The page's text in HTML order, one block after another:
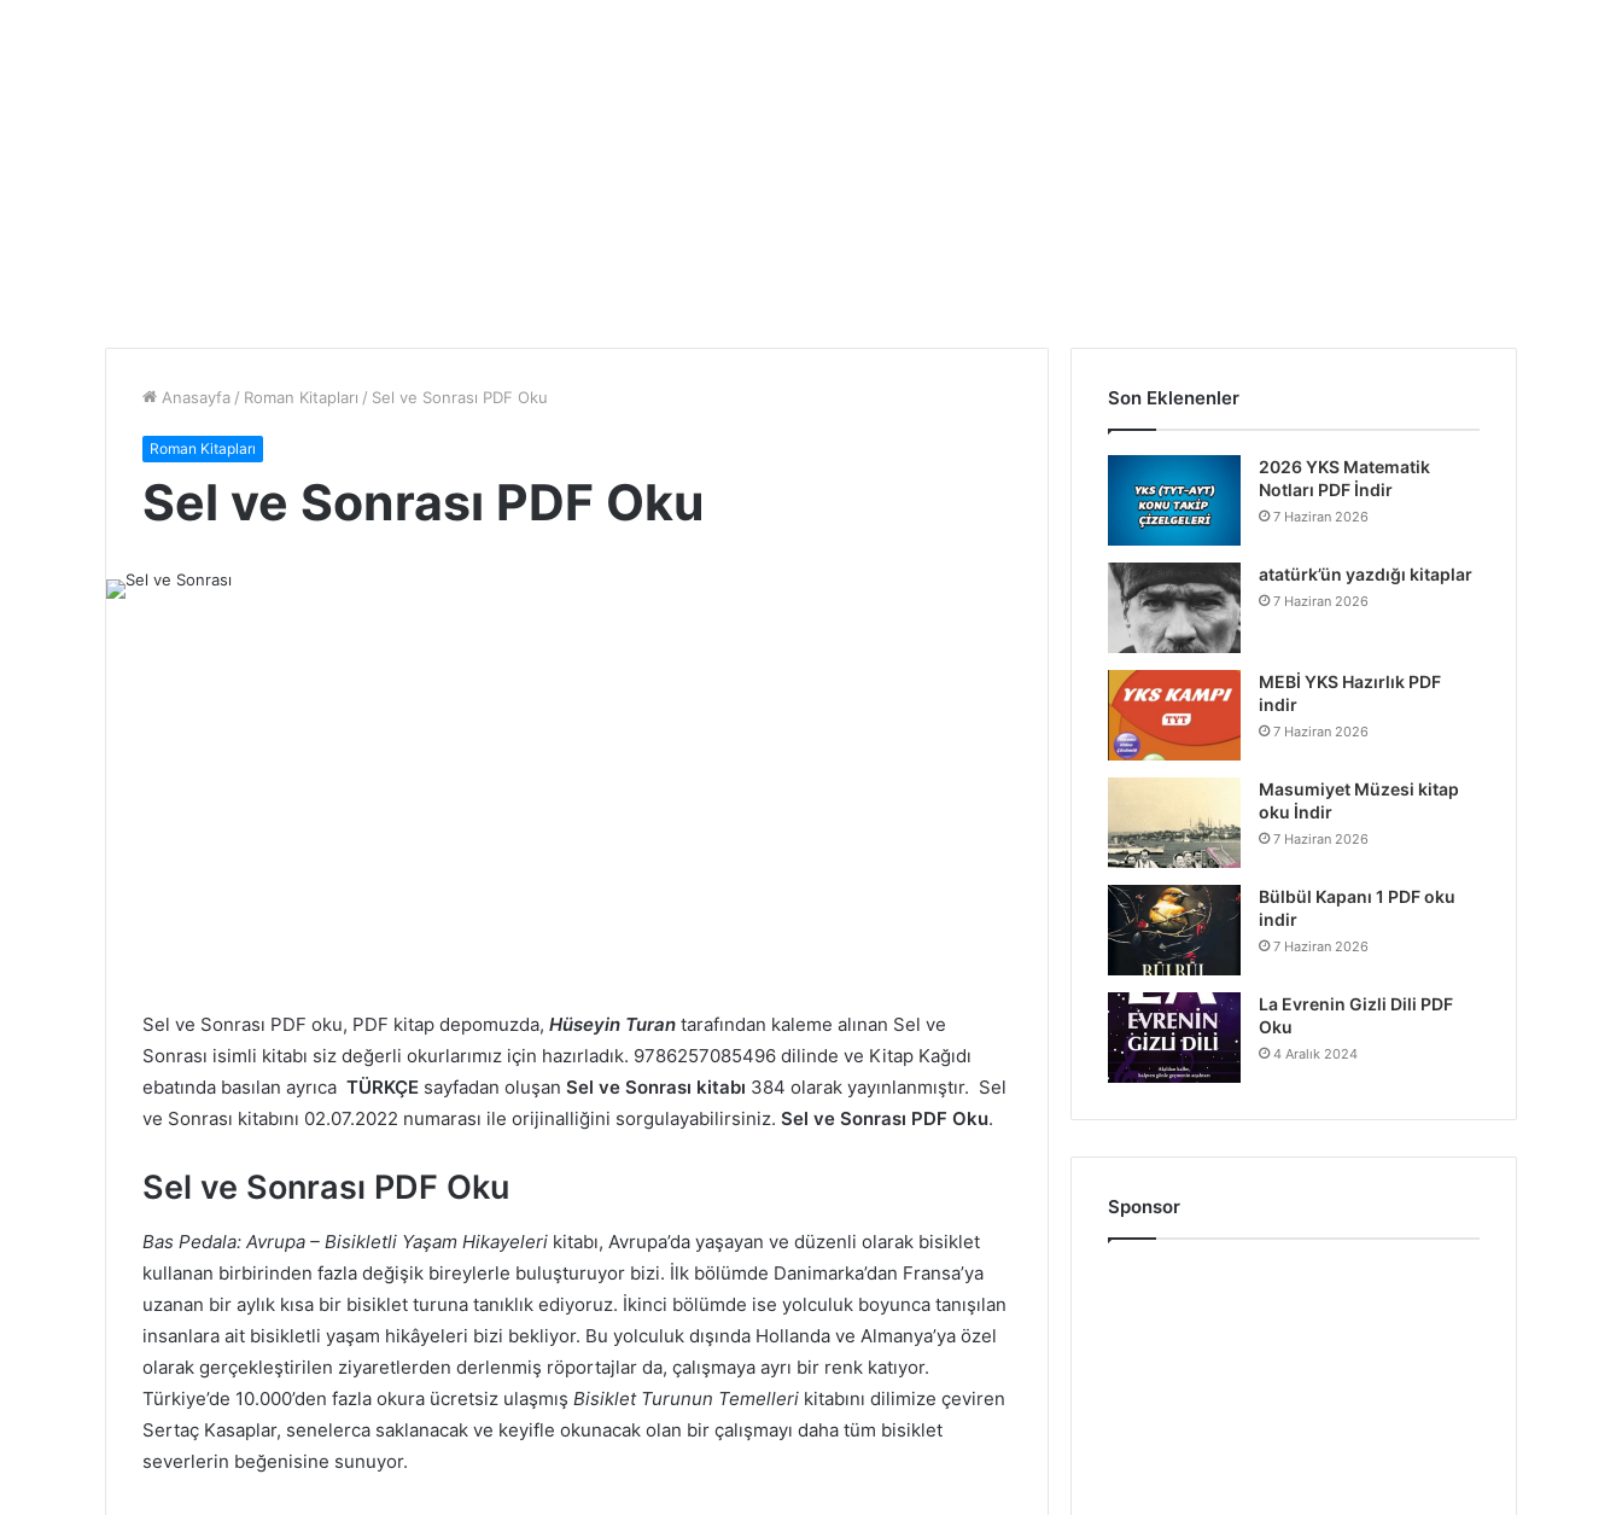
Anasayfa / Roman Kitapları / Sel ve Sonrası PDF Oku
Roman Kitapları
Sel ve Sonrası PDF Oku
Sel ve Sonrası PDF oku, PDF kitap depomuzda, Hüseyin Turan tarafından kaleme alınan Sel ve
Sonrası isimli kitabı siz değerli okurlarımız için hazırladık. 9786257085496 dilinde ve Kitap Kağıdı
ebatında basılan ayrıca TÜRKÇE sayfadan oluşan Sel ve Sonrası kitabı 384 olarak yayınlanmıştır. Sel
ve Sonrası kitabını 02.07.2022 numarası ile orijinalliğini sorgulayabilirsiniz. Sel ve Sonrası PDF Oku.
Sel ve Sonrası PDF Oku
Bas Pedala: Avrupa – Bisikletli Yaşam Hikayeleri kitabı, Avrupa’da yaşayan ve düzenli olarak bisiklet
kullanan birbirinden fazla değişik bireylerle buluşturuyor bizi. İlk bölümde Danimarka’dan Fransa’ya
uzanan bir aylık kısa bir bisiklet turuna tanıklık ediyoruz. İkinci bölümde ise yolculuk boyunca tanışılan
insanlara ait bisikletli yaşam hikâyeleri bizi bekliyor. Bu yolculuk dışında Hollanda ve Almanya’ya özel
olarak gerçekleştirilen ziyaretlerden derlenmiş röportajlar da, çalışmaya ayrı bir renk katıyor.
Türkiye’de 10.000’den fazla okura ücretsiz ulaşmış Bisiklet Turunun Temelleri kitabını dilimize çeviren
Sertaç Kasaplar, senelerca saklanacak ve keyifle okunacak olan bir çalışmayı daha tüm bisiklet
severlerin beğenisine sunuyor.
Son Eklenenler
2026 YKS Matematik
Notları PDF İndir
7 Haziran 2026
atatürk’ün yazdığı kitaplar
7 Haziran 2026
MEBİ YKS Hazırlık PDF
indir
7 Haziran 2026
Masumiyet Müzesi kitap
oku İndir
7 Haziran 2026
Bülbül Kapanı 1 PDF oku
indir
7 Haziran 2026
La Evrenin Gizli Dili PDF
Oku
4 Aralık 2024
Sponsor